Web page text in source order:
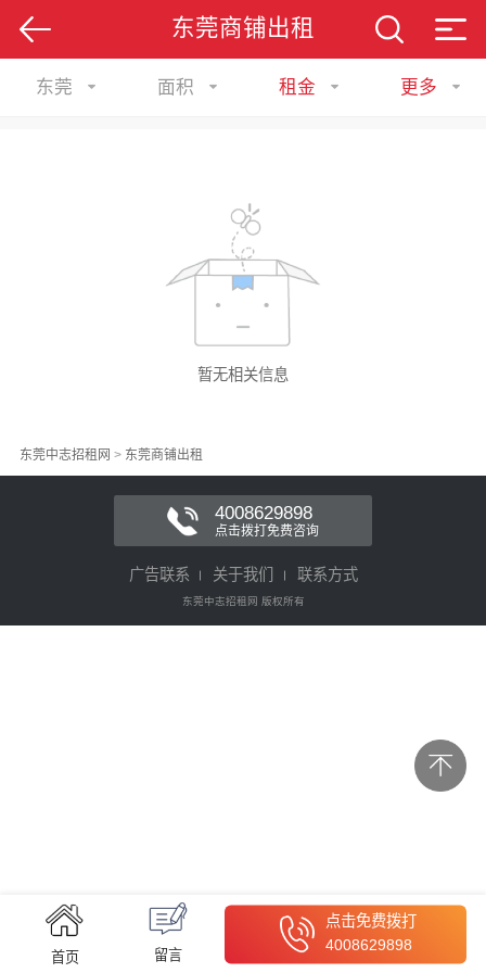
东莞商铺出租
东莞 面积 租金 更多
暂无相关信息
东莞中志招租网 > 东莞商铺出租
首页 留言
点击免费拨打
4008629898
4008629898
点击拨打免费咨询
广告联系 关于我们 联系方式
东莞中志招租网 版权所有